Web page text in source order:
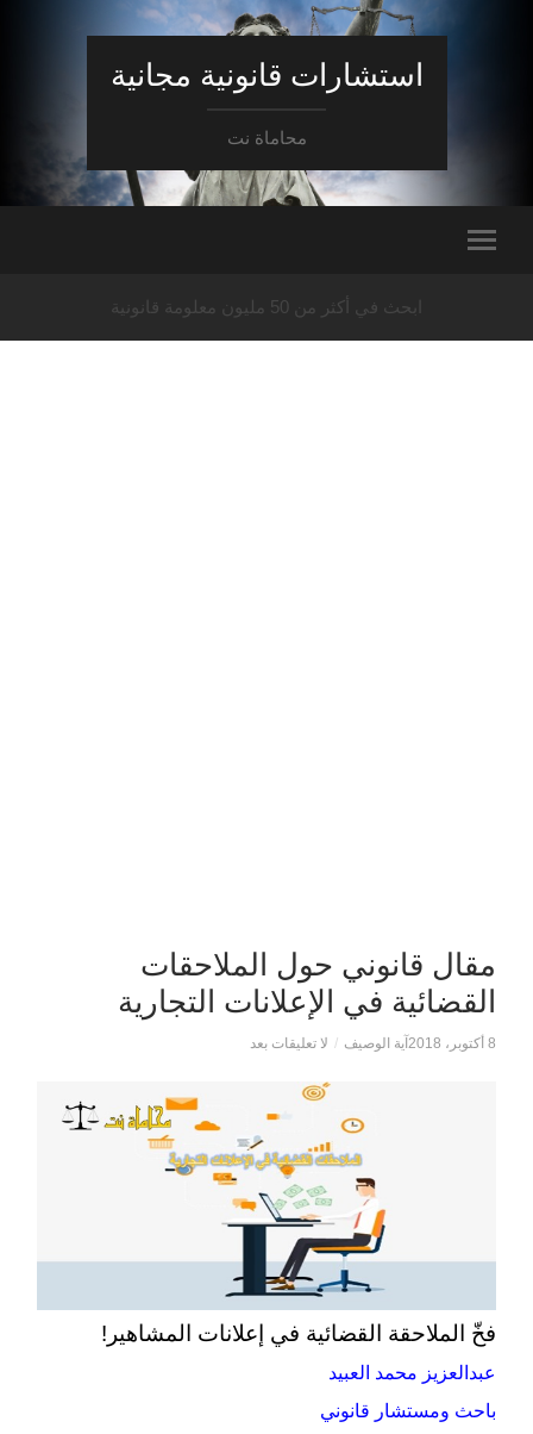
استشارات قانونية مجانية
محاماة نت
ابحث في أكثر من 50 مليون معلومة قانونية
مقال قانوني حول الملاحقات
القضائية في الإعلانات التجارية
8 أكتوبر، 2018 آية الوصيف / لا تعليقات بعد
فخّ الملاحقة القضائية في إعلانات المشاهير!
عبدالعزيز محمد العبيد
باحث ومستشار قانوني